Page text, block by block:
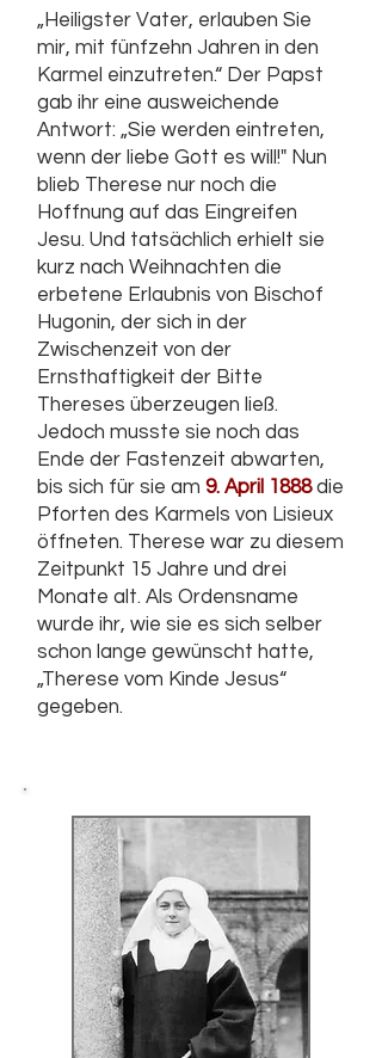
„Heiligster Vater, erlauben Sie
mir, mit fünfzehn Jahren in den
Karmel einzutreten.“ Der Papst
gab ihr eine ausweichende
Antwort: „Sie werden eintreten,
wenn der liebe Gott es will!" Nun
blieb Therese nur noch die
Hoffnung auf das Eingreifen
Jesu. Und tatsächlich erhielt sie
kurz nach Weihnachten die
erbetene Erlaubnis von Bischof
Hugonin, der sich in der
Zwischenzeit von der
Ernsthaftigkeit der Bitte
Thereses überzeugen ließ.
Jedoch musste sie noch das
Ende der Fastenzeit abwarten,
bis sich für sie am 9. April 1888die
Pforten des Karmels von Lisieux
öffneten. Therese war zu diesem
Zeitpunkt 15 Jahre und drei
Monate alt. Als Ordensname
wurde ihr, wie sie es sich selber
schon lange gewünscht hatte,
„Therese vom Kinde Jesus“
gegeben.